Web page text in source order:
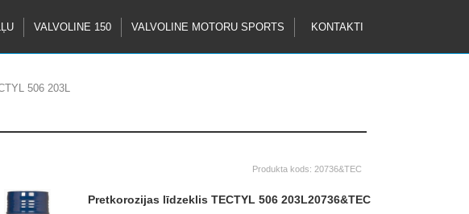
VALVOLINE 150 VALVOLINE MOTORU SPORTS KONTAKTI
506 203L
Produkta kods: 20736&TEC
Pretkorozijas līdzeklis TECTYL 506 203L20736&TEC